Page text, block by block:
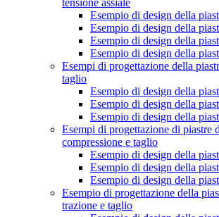
tensione assiale
Esempio di design della
Esempio di design della
Esempio di design della
Esempio di design della
Esempi di progettazione della
taglio
Esempio di design della
Esempio di design della
Esempio di design della
Esempi di progettazione di piastre
compressione e taglio
Esempio di design della
Esempio di design della
Esempio di design della
Esempio di progettazione della
trazione e taglio